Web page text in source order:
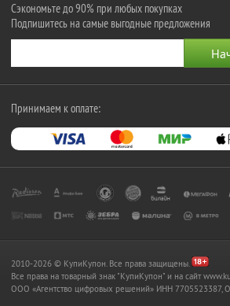
Сэкономьте до 90% при любых покупках
Подпишитесь на самые выгодные предложения
Принимаем к оплате:
2010-2026 © КупиКупон. Все права защищены.
Все права на товарный знак "КупиКупон" и на сайт
OOO «Агентство цифровых решений» ИНН 7705523387,